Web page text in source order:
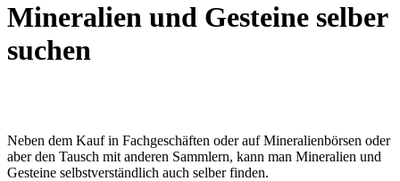
Mineralien und Gesteine selber
suchen
Neben dem Kauf in Fachgeschäften oder auf Mineralienbörsen oder
aber den Tausch mit anderen Sammlern, kann man Mineralien und
Gesteine selbstverständlich auch selber finden.